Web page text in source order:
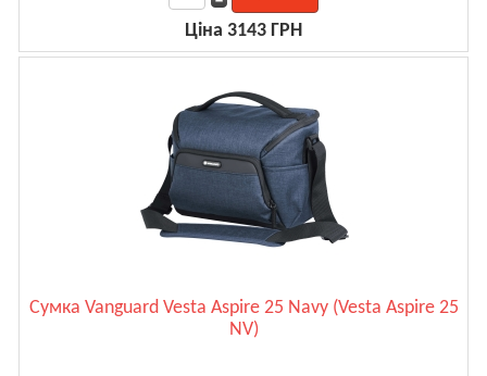
Ціна 3143 ГРН
Сумка Vanguard Vesta Aspire 25 Navy (Vesta Aspire 25
NV)